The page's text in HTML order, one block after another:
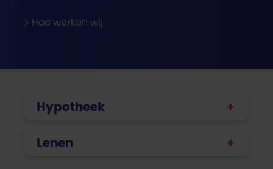
Hoe werken wij
Hypotheek
Lenen